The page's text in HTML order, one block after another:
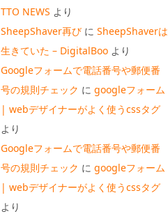
TTO NEWS より
SheepShaver再び に SheepShaverは
生きていた – DigitalBoo より
Googleフォームで電話番号や郵便番
号の規則チェック に googleフォーム
| webデザイナーがよく使うcssタグ
より
Googleフォームで電話番号や郵便番
号の規則チェック に googleフォーム
| webデザイナーがよく使うcssタグ
より